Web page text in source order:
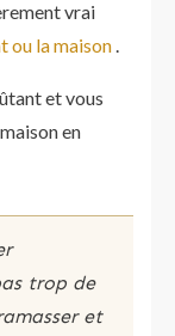
vrai
ou la maison.
et vous
en
trop de
et